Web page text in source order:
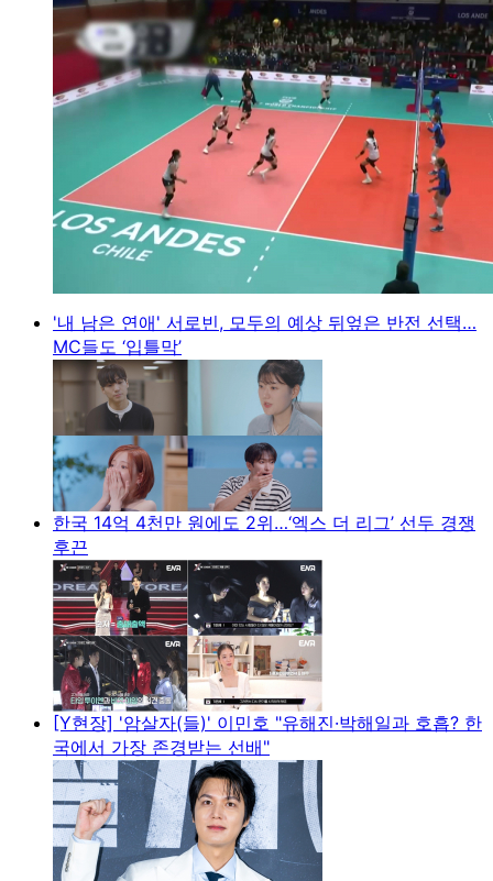
'내 남은 연애' 서로빈, 모두의 예상 뒤엎은 반전 선택…
MC들도 ‘입틀막’
한국 14억 4천만 원에도 2위…‘엑스 더 리그’ 선두 경쟁
후끈
[Y현장] '암살자(들)' 이민호 "유해진·박해일과 호흡? 한
국에서 가장 존경받는 선배"